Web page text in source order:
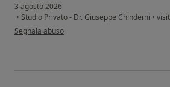
3 agosto 2026
• Studio Privato - Dr. Giuseppe Chindemi •
secondo l'opinione dell'utente M.P.
Segnala abuso